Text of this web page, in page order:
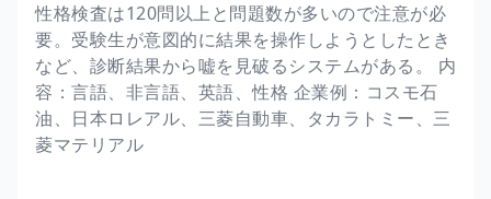
性格検査は120問以上と問題数が多いので注意が必
要。受験生が意図的に結果を操作しようとしたとき
など、診断結果から嘘を見破るシステムがある。 内
容：言語、非言語、英語、性格 企業例：コスモ石
油、日本ロレアル、三菱自動車、タカラトミー、三
菱マテリアル